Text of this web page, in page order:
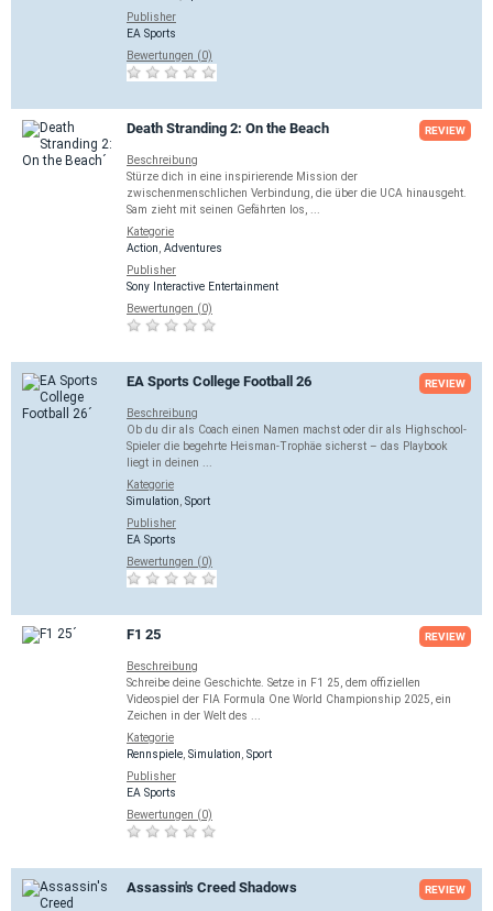
Publisher
EA Sports
Bewertungen (0)
Death Stranding 2: On the Beach REVIEW
Beschreibung
Stürze dich in eine inspirierende Mission der
zwischenmenschlichen Verbindung, die über die UCA hinausgeht.
Sam zieht mit seinen Gefährten los, ...
Kategorie
Action Adventures
Publisher
Sony Interactive Entertainment
Bewertungen (0)
EA Sports College Football 26 REVIEW
Beschreibung
Ob du dir als Coach einen Namen machst oder dir als Highschool-
Spieler die begehrte Heisman-Trophäe sicherst – das Playbook
liegt in deinen ...
Kategorie
Simulation Sport
Publisher
EA Sports
Bewertungen (0)
F1 25 REVIEW
Beschreibung
Schreibe deine Geschichte. Setze in F1 25, dem offiziellen
Videospiel der FIA Formula One World Championship 2025, ein
Zeichen in der Welt des ...
Kategorie
Rennspiele Simulation Sport
Publisher
EA Sports
Bewertungen (0)
Assassin's Creed Shadows REVIEW